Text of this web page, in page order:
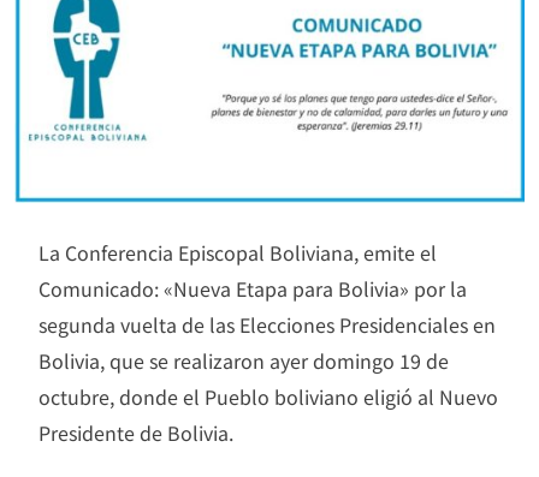
La Conferencia Episcopal Boliviana, emite el
Comunicado: «Nueva Etapa para Bolivia» por la
segunda vuelta de las Elecciones Presidenciales en
Bolivia, que se realizaron ayer domingo 19 de
octubre, donde el Pueblo boliviano eligió al Nuevo
Presidente de Bolivia.